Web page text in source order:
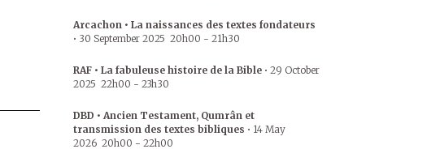
Arcachon • La naissances des textes fondateurs
• 30 September 2025 20h00 - 21h30
RAF • La fabuleuse histoire de la Bible • 29 October
2025 22h00 - 23h30
DBD • Ancien Testament, Qumrân et
transmission des textes bibliques • 14 May
2026 20h00 - 22h00